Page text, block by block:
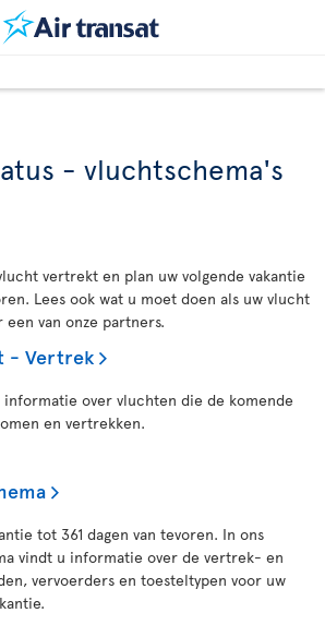
- vluchtschema's
vertrekt en plan uw volgende vakantie
Lees ook wat u moet doen als uw vlucht
van onze partners.
- Vertrek
over vluchten die de komende
en vertrekken.
tot 361 dagen van tevoren. In ons
vindt u informatie over de vertrek- en
vervoerders en toesteltypen voor uw